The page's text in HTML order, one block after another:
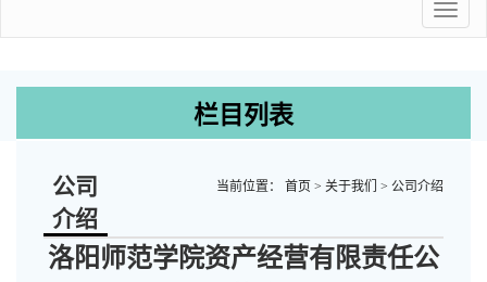
栏目列表
公司
介绍
当前位置： 首页 > 关于我们 > 公司介绍
洛阳师范学院资产经营有限责任公